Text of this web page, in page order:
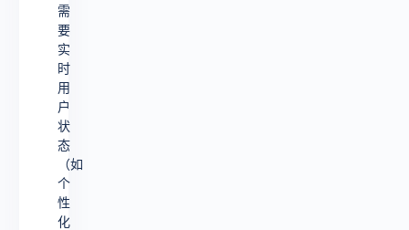
需
要
实
时
用
户
状
态
（如
个
性
化